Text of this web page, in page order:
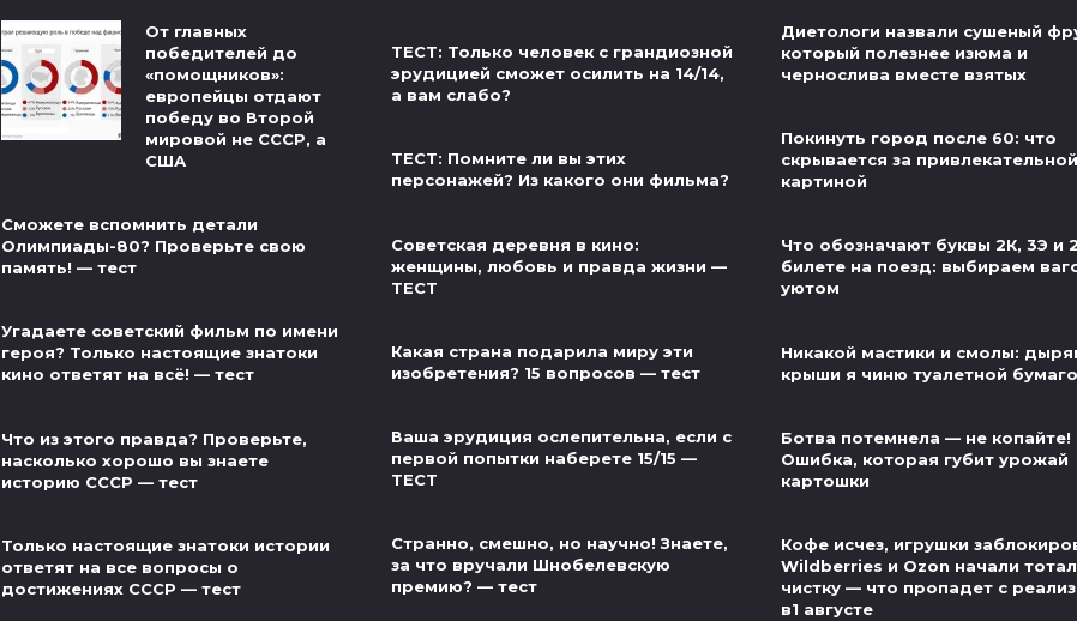
От главных
победителей до
«помощников»:
европейцы отдают
победу во Второй
мировой не СССР, а
США
Сможете вспомнить детали
Олимпиады-80? Проверьте свою
память! — тест
Угадаете советский фильм по имени
героя? Только настоящие знатоки
кино ответят на всё! — тест
Что из этого правда? Проверьте,
насколько хорошо вы знаете
историю СССР — тест
Только настоящие знатоки истории
ответят на все вопросы о
достижениях СССР — тест
ТЕСТ: Только человек с грандиозной
эрудицией сможет осилить на 14/14,
а вам слабо?
ТЕСТ: Помните ли вы этих
персонажей? Из какого они фильма?
Советская деревня в кино:
женщины, любовь и правда жизни —
ТЕСТ
Какая страна подарила миру эти
изобретения? 15 вопросов — тест
Ваша эрудиция ослепительна, если с
первой попытки наберете 15/15 —
ТЕСТ
Странно, смешно, но научно! Знаете,
за что вручали Шнобелевскую
премию? — тест
Диетологи назвали сушеный
который полезнее изюма и
чернослива вместе взятых
Покинуть город после 60: что
скрывается за привлекательной
картиной
Что обозначают буквы 2К, 3Э и
билете на поезд: выбираем
уютом
Никакой мастики и смолы:
крыши я чиню туалетной
Ботва потемнела — не копайте!
Ошибка, которая губит урожай
картошки
Кофе исчез, игрушки
Wildberries и Ozon начали
чистку — что пропадет с
в1 августе